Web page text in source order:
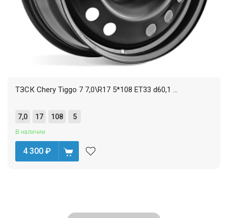
ТЗСК Chery Tiggo 7 7,0\R17 5*108 ET33 d60,1 ...
7,0 17 108 5
В наличии
4 300 ₽